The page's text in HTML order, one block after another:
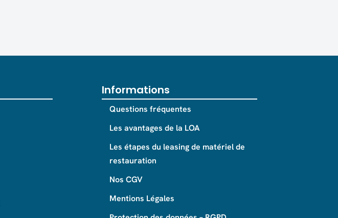
Informations
Questions fréquentes
Les avantages de la LOA
Les étapes du leasing de matériel de
restauration
Nos CGV
Mentions Légales